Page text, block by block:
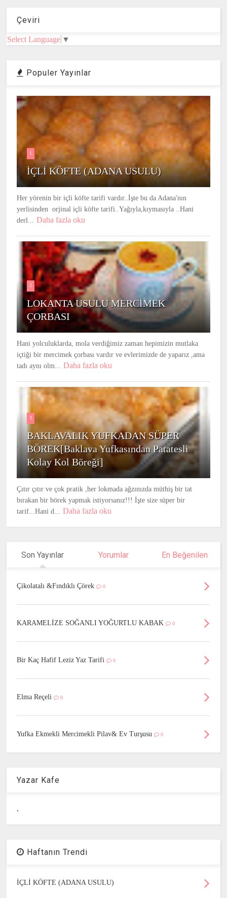
Çeviri
Select Language ▼
Populer Yayınlar
1
İÇLİ KÖFTE (ADANA USULU)
Her yörenin bir içli köfte tarifi vardır..İşte bu da Adana'nın
yerlisinden orjinal içli köfte tarifi..Yağıyla,kıymasıyla ..Hani
derl...
Daha fazla oku
2
LOKANTA USULU MERCİMEK
ÇORBASI
Hani yolculuklarda, mola verdiğimiz zaman hepimizin mutlaka
içtiği bir mercimek çorbası vardır ve evlerimizde de yaparız ,ama
tadı aynı olm...
Daha fazla oku
3
BAKLAVALIK YUFKADAN SÜPER
BÖREK[Baklava Yufkasından Patatesli
Kolay Kol Böreği]
Çıtır çıtır ve çok pratik ,her lokmada ağzınızda müthiş bir tat
bırakan bir börek yapmak istiyorsanız!!! İşte size süper bir
tarif...Hani d...
Daha fazla oku
Son Yayınlar Yorumlar En Beğenilen
Çikolatalı &Fındıklı Çörek 0
KARAMELİZE SOĞANLI YOĞURTLU KABAK 0
Bir Kaç Hafif Leziz Yaz Tarifi 0
Elma Reçeli 0
Yufka Ekmekli Mercimekli Pilav& Ev Turşusu 0
Yazar Kafe
.
Haftanın Trendi
İÇLİ KÖFTE (ADANA USULU)